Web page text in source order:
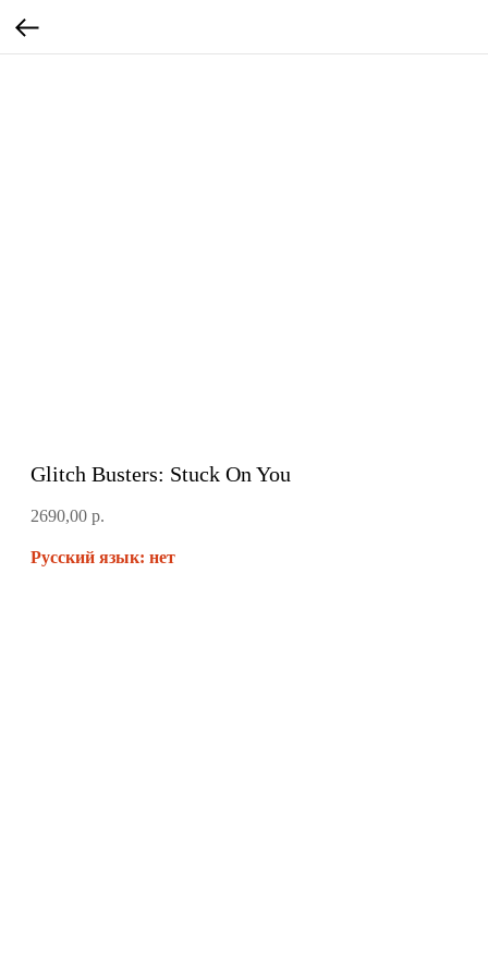
Glitch Busters: Stuck On You
2690,00 р.
Русский язык: нет